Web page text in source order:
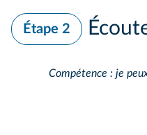
Étape 2
Compétence : je